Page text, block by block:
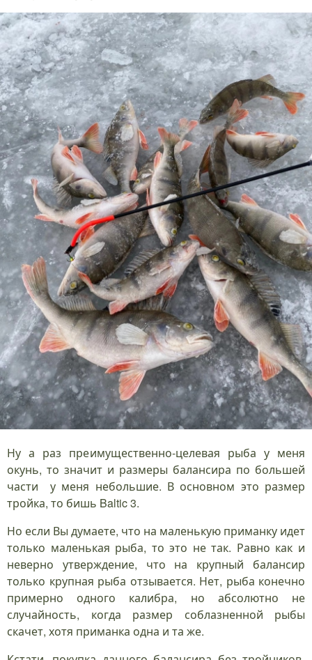
Ну а раз преимущественно-целевая рыба у меня
окунь, то значит и размеры балансира по большей
части у меня небольшие. В основном это размер
тройка, то бишь Baltic 3.
Но если Вы думаете, что на маленькую приманку идет
только маленькая рыба, то это не так. Равно как и
неверно утверждение, что на крупный балансир
только крупная рыба отзывается. Нет, рыба конечно
примерно одного калибра, но абсолютно не
случайность, когда размер соблазненной рыбы
скачет, хотя приманка одна и та же.